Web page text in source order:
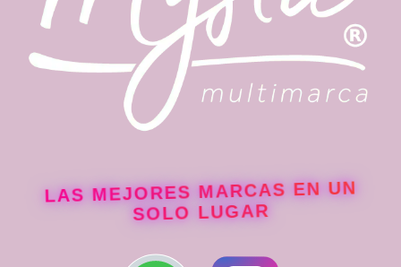
LAS MEJORES MARCAS EN UN
SOLO LUGAR